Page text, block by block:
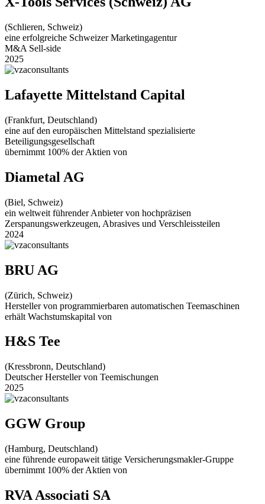
(Schlieren, Schweiz)
eine erfolgreiche Schweizer Marketingagentur
M&A Sell-side
2025
Lafayette Mittelstand Capital
(Frankfurt, Deutschland)
eine auf den europäischen Mittelstand spezialisierte
Beteiligungsgesellschaft
übernimmt 100% der Aktien von
Diametal AG
(Biel, Schweiz)
ein weltweit führender Anbieter von hochpräzisen
Zerspanungswerkzeugen, Abrasives und Verschleissteilen
2024
BRU AG
(Zürich, Schweiz)
Hersteller von programmierbaren automatischen Teemaschinen
erhält Wachstumskapital von
H&S Tee
(Kressbronn, Deutschland)
Deutscher Hersteller von Teemischungen
2025
GGW Group
(Hamburg, Deutschland)
eine führende europaweit tätige Versicherungsmakler-Gruppe
übernimmt 100% der Aktien von
RVA Associati SA